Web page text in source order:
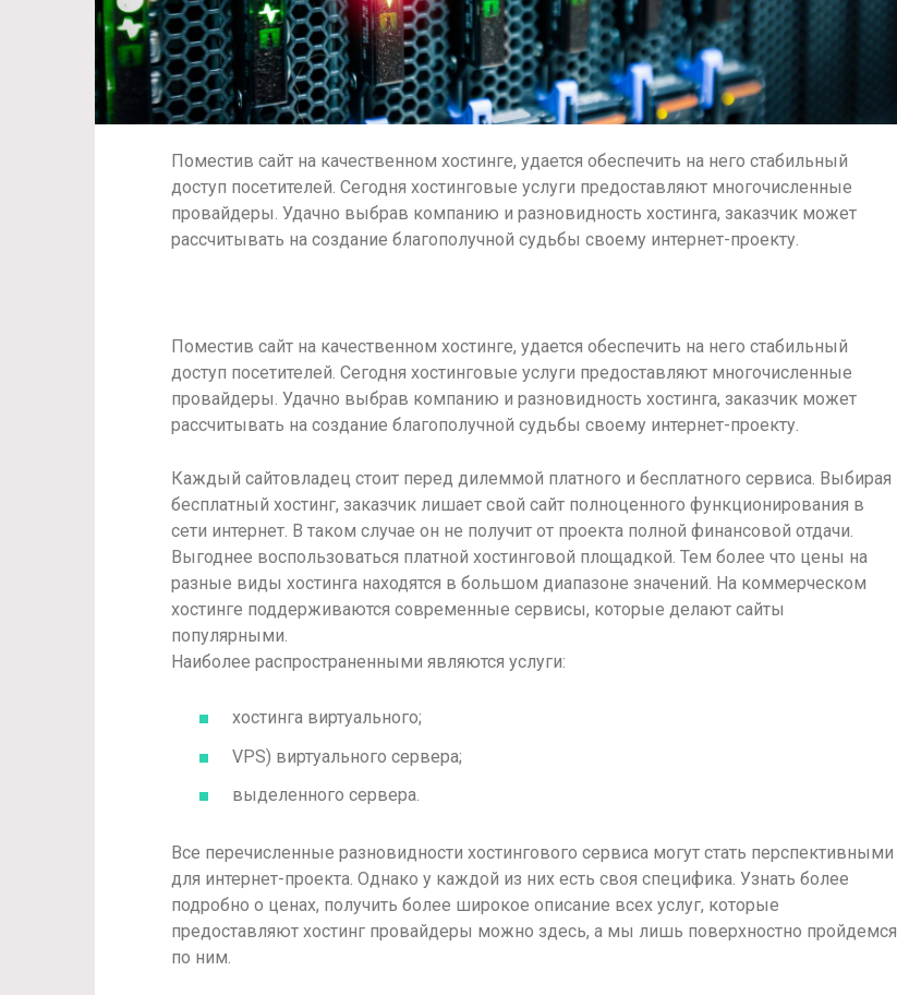
Поместив сайт на качественном хостинге, удается обеспечить на него стабильный
доступ посетителей. Сегодня хостинговые услуги предоставляют многочисленные
провайдеры. Удачно выбрав компанию и разновидность хостинга, заказчик может
рассчитывать на создание благополучной судьбы своему интернет-проекту.
Поместив сайт на качественном хостинге, удается обеспечить на него стабильный
доступ посетителей. Сегодня хостинговые услуги предоставляют многочисленные
провайдеры. Удачно выбрав компанию и разновидность хостинга, заказчик может
рассчитывать на создание благополучной судьбы своему интернет-проекту.
Каждый сайтовладец стоит перед дилеммой платного и бесплатного сервиса. Выбирая
бесплатный хостинг, заказчик лишает свой сайт полноценного функционирования в
сети интернет. В таком случае он не получит от проекта полной финансовой отдачи.
Выгоднее воспользоваться платной хостинговой площадкой. Тем более что цены на
разные виды хостинга находятся в большом диапазоне значений. На коммерческом
хостинге поддерживаются современные сервисы, которые делают сайты
популярными.
Наиболее распространенными являются услуги:
хостинга виртуального;
VPS) виртуального сервера;
выделенного сервера.
Все перечисленные разновидности хостингового сервиса могут стать перспективными
для интернет-проекта. Однако у каждой из них есть своя специфика. Узнать более
подробно о ценах, получить более широкое описание всех услуг, которые
предоставляют хостинг провайдеры можно здесь, а мы лишь поверхностно пройдемся
по ним.